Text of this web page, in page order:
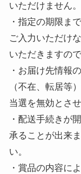
いただけません。
・指定の期限ま
ご入力いただけ
いただきますの
・お届け先情報
（不在、転居等
当選を無効とさ
・配送手続きが
承ることが出来
い。
・賞品の内容に